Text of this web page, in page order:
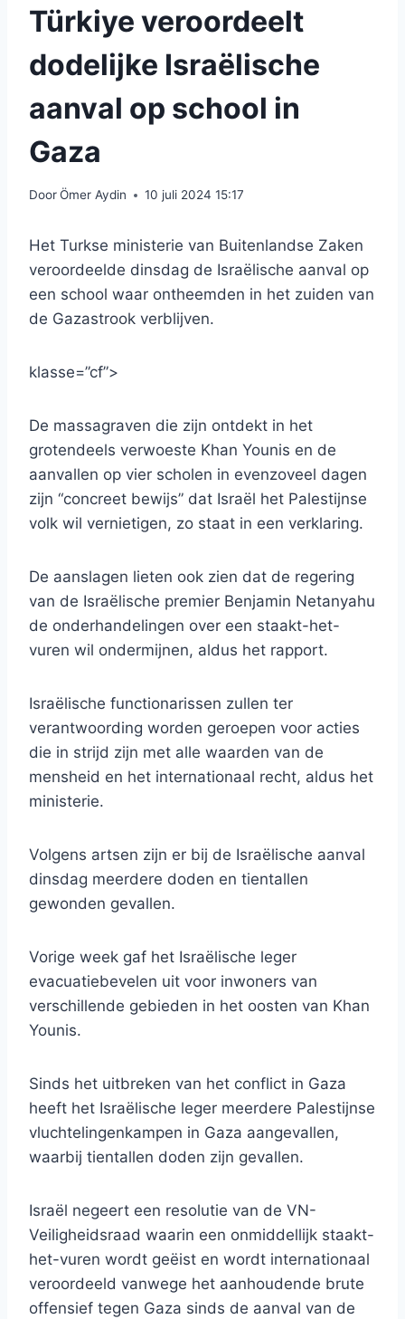
Türkiye veroordeelt
dodelijke Israëlische
aanval op school in
Gaza
DoorÖmer Aydin 10 juli 2024 15:17
Het Turkse ministerie van Buitenlandse Zaken
veroordeelde dinsdag de Israëlische aanval op
een school waar ontheemden in het zuiden van
de Gazastrook verblijven.
klasse=”cf”>
De massagraven die zijn ontdekt in het
grotendeels verwoeste Khan Younis en de
aanvallen op vier scholen in evenzoveel dagen
zijn “concreet bewijs” dat Israël het Palestijnse
volk wil vernietigen, zo staat in een verklaring.
De aanslagen lieten ook zien dat de regering
van de Israëlische premier Benjamin Netanyahu
de onderhandelingen over een staakt-het-
vuren wil ondermijnen, aldus het rapport.
Israëlische functionarissen zullen ter
verantwoording worden geroepen voor acties
die in strijd zijn met alle waarden van de
mensheid en het internationaal recht, aldus het
ministerie.
Volgens artsen zijn er bij de Israëlische aanval
dinsdag meerdere doden en tientallen
gewonden gevallen.
Vorige week gaf het Israëlische leger
evacuatiebevelen uit voor inwoners van
verschillende gebieden in het oosten van Khan
Younis.
Sinds het uitbreken van het conflict in Gaza
heeft het Israëlische leger meerdere Palestijnse
vluchtelingenkampen in Gaza aangevallen,
waarbij tientallen doden zijn gevallen.
Israël negeert een resolutie van de VN-
Veiligheidsraad waarin een onmiddellijk staakt-
het-vuren wordt geëist en wordt internationaal
veroordeeld vanwege het aanhoudende brute
offensief tegen Gaza sinds de aanval van de